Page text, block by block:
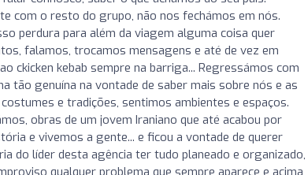
com o resto do grupo, não nos fechámos em nós.
perdura para além da viagem alguma coisa quer
falamos, trocamos mensagens e até de vez em
ckicken kebab sempre na barriga... Regressámos com
tão genuína na vontade de saber mais sobre nós e as
e tradições, sentimos ambientes e espaços.
obras de um jovem Iraniano que até acabou por
e vivemos a gente... e ficou a vontade de querer
do líder desta agência ter tudo planeado e organizado,
qualquer problema que sempre aparece e acima